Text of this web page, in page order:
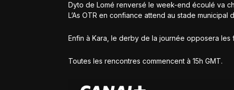
Dyto de Lomé renversé le week-end écoulé va
L’As OTR en confiance attend au stade municipal
Enfin à Kara, le derby de la journée opposera les
Toutes les rencontres commencent à 15h GMT.